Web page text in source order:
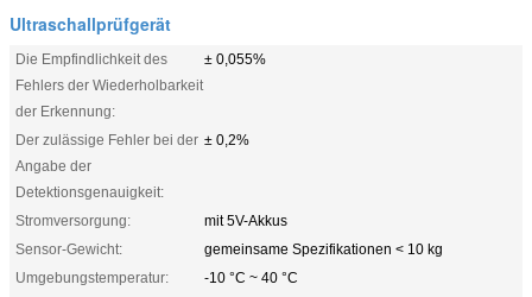
Ultraschallprüfgerät
Die Empfindlichkeit des
Fehlers der Wiederholbarkeit
der Erkennung:
± 0,055%
Der zulässige Fehler bei der
Angabe der
Detektionsgenauigkeit:
± 0,2%
Stromversorgung:
mit 5V-Akkus
Sensor-Gewicht:
gemeinsame Spezifikationen < 10 kg
Umgebungstemperatur:
-10 °C ~ 40 °C